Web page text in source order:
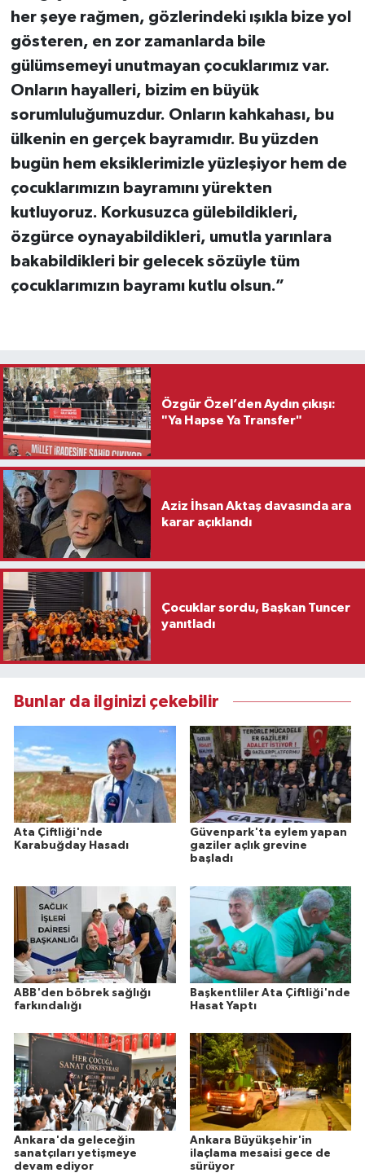
her şeye rağmen, gözlerindeki ışıkla bize yol
gösteren, en zor zamanlarda bile
gülümsemeyi unutmayan çocuklarımız var.
Onların hayalleri, bizim en büyük
sorumluluğumuzdur. Onların kahkahası, bu
ülkenin en gerçek bayramıdır. Bu yüzden
bugün hem eksiklerimizle yüzleşiyor hem de
çocuklarımızın bayramını yürekten
kutluyoruz. Korkusuzca gülebildikleri,
özgürce oynayabildikleri, umutla yarınlara
bakabildikleri bir gelecek sözüyle tüm
çocuklarımızın bayramı kutlu olsun.”
Özgür Özel’den Aydın çıkışı:
"Ya Hapse Ya Transfer"
Aziz İhsan Aktaş davasında ara
karar açıklandı
Çocuklar sordu, Başkan Tuncer
yanıtladı
Bunlar da ilginizi çekebilir
Ata Çiftliği'nde
Karabuğday Hasadı
Güvenpark'ta eylem yapan
gaziler açlık grevine
başladı
ABB'den böbrek sağlığı
farkındalığı
Başkentliler Ata Çiftliği'nde
Hasat Yaptı
Ankara'da geleceğin
sanatçıları yetişmeye
devam ediyor
Ankara Büyükşehir'in
ilaçlama mesaisi gece de
sürüyor